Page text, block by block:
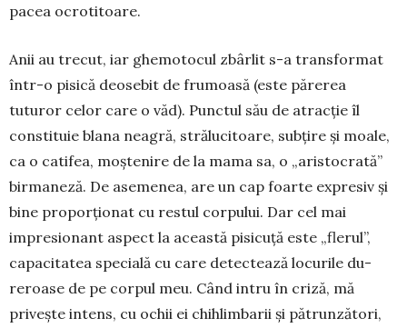
pacea ocrotitoare.
Anii au trecut, iar ghemotocul zbârlit s-a trans­for­­mat
într-o pisică deosebit de fru­moa­să (este părerea
tuturor celor care o văd). Punctul său de atracție îl
constituie blana neagră, strălu­ci­toa­re, subțire și moale,
ca o catifea, moș­te­nire de la mama sa, o „aristocrată”
birmaneză. De ase­me­nea, are un cap foarte expresiv și
bine propor­țio­nat cu res­tul cor­­pului. Dar cel mai
impresionant aspect la aceas­tă pisicuță este „fle­rul”,
capacitatea spe­cială cu care de­tectează lo­curile du­
reroase de pe corpul meu. Când intru în criză, mă
privește in­tens, cu ochii ei chihlimbarii și pătrunzători,